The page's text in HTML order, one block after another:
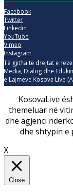
Facebook
Twitter
Linkedin
YouTube
Vimeo
Instagram
Të gjitha të drejtat e
Media, Dialog dhe
e Lajmeve Kosova Live
KosovaLive
themeluar në
dhe agjenci
dhe shtypin e
X
Close